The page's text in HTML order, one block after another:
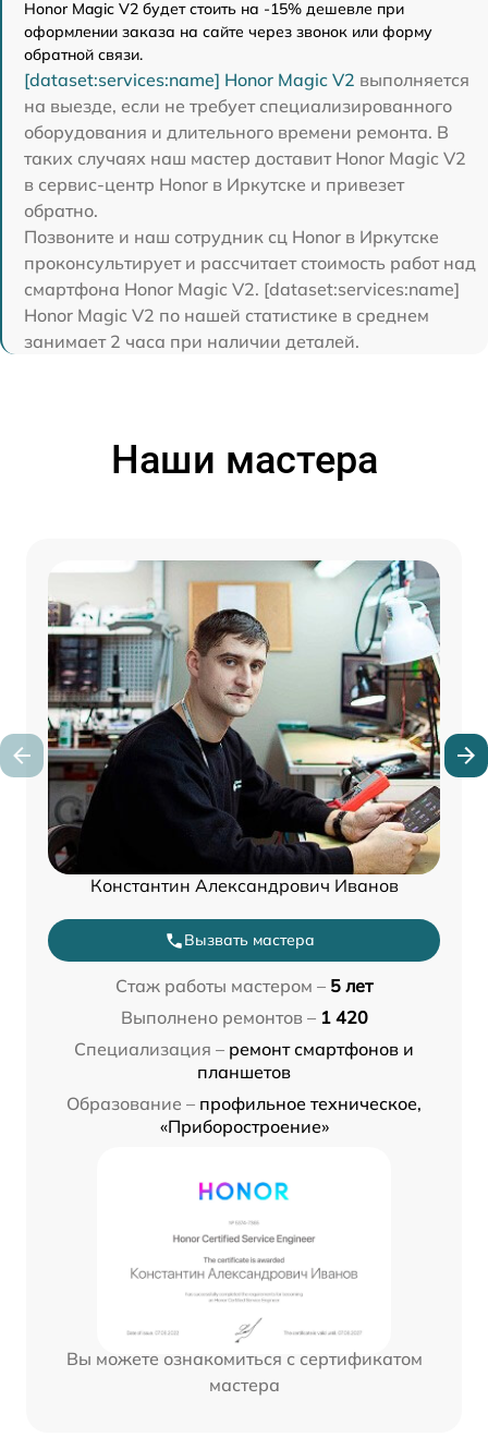
Honor Magic V2 будет стоить на -15% дешевле при
оформлении заказа на сайте через звонок или форму
обратной связи.
[dataset:services:name] Honor Magic V2 выполняется
на выезде, если не требует специализированного
оборудования и длительного времени ремонта. В
таких случаях наш мастер доставит Honor Magic V2
в сервис-центр Honor в Иркутске и привезет
обратно.
Позвоните и наш сотрудник сц Honor в Иркутске
проконсультирует и рассчитает стоимость работ над
смартфона Honor Magic V2. [dataset:services:name]
Honor Magic V2 по нашей статистике в среднем
занимает 2 часа при наличии деталей.
Наши мастера
Константин Александрович Иванов
Вызвать мастера
Стаж работы мастером – 5 лет
Выполнено ремонтов – 1 420
Специализация – ремонт смартфонов и
планшетов
Образование – профильное техническое,
«Приборостроение»
Вы можете ознакомиться с сертификатом
мастера